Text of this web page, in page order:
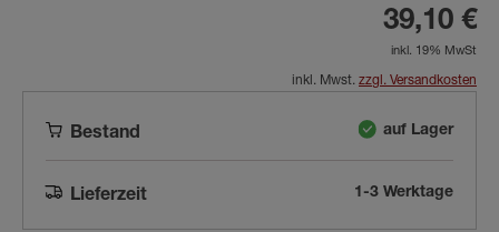
39,10 €
inkl. 19% MwSt
inkl. Mwst. zzgl. Versandkosten
Bestand auf Lager
Lieferzeit 1-3 Werktage